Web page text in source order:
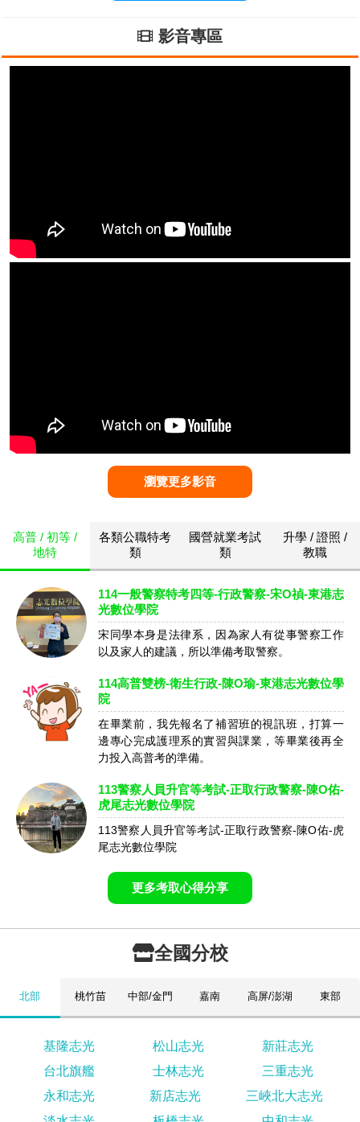
影音專區
瀏覽更多影音
高普 / 初等 /
地特
各類公職特考
類
國營就業考試
類
升學 / 證照 /
教職
114一般警察特考四等-行政警察-宋O禎-東港志
光數位學院
宋同學本身是法律系，因為家人有從事警察工作
以及家人的建議，所以準備考取警察。
114高普雙榜-衛生行政-陳O瑜-東港志光數位學
院
在畢業前，我先報名了補習班的視訊班，打算一
邊專心完成護理系的實習與課業，等畢業後再全
力投入高普考的準備。
113警察人員升官等考試-正取行政警察-陳O佑-
虎尾志光數位學院
113警察人員升官等考試-正取行政警察-陳O佑-虎
尾志光數位學院
更多考取心得分享
全國分校
北部 桃竹苗 中部/金門 嘉南 高屏/澎湖 東部
基隆志光 松山志光
新莊志光
台北旗艦
士林志光
三重志光
永和志光
新店志光
三峽北大志光